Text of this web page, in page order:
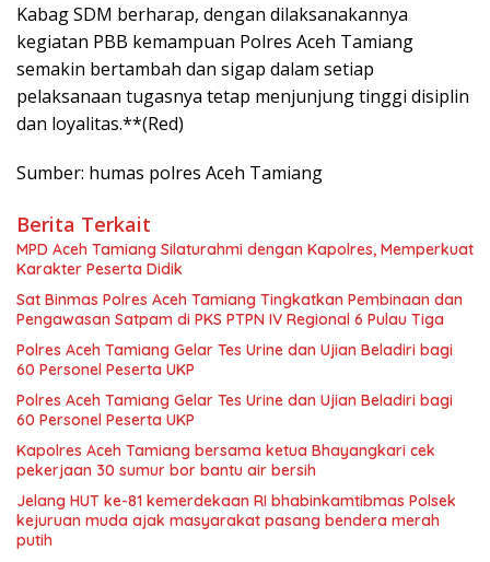
Kabag SDM berharap, dengan dilaksanakannya
kegiatan PBB kemampuan Polres Aceh Tamiang
semakin bertambah dan sigap dalam setiap
pelaksanaan tugasnya tetap menjunjung tinggi disiplin
dan loyalitas.**(Red)
Sumber: humas polres Aceh Tamiang
Berita Terkait
MPD Aceh Tamiang Silaturahmi dengan Kapolres, Memperkuat
Karakter Peserta Didik
Sat Binmas Polres Aceh Tamiang Tingkatkan Pembinaan dan
Pengawasan Satpam di PKS PTPN IV Regional 6 Pulau Tiga
Polres Aceh Tamiang Gelar Tes Urine dan Ujian Beladiri bagi
60 Personel Peserta UKP
Polres Aceh Tamiang Gelar Tes Urine dan Ujian Beladiri bagi
60 Personel Peserta UKP
Kapolres Aceh Tamiang bersama ketua Bhayangkari cek
pekerjaan 30 sumur bor bantu air bersih
Jelang HUT ke-81 kemerdekaan RI bhabinkamtibmas Polsek
kejuruan muda ajak masyarakat pasang bendera merah
putih